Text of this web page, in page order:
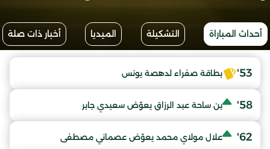
أحداث المباراة التشكيلة الميديا أخبار ذات صلة
53' بطاقة صفراء لدهصة يونس
58' بن ساحة عبد الرزاق يعوّض سعيدي جابر
62' علال مولاي محمد يعوّض عصماني مصطفى